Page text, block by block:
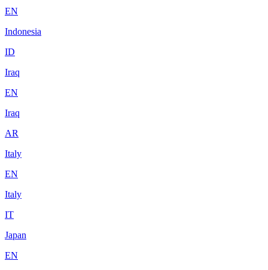
EN
Indonesia
ID
Iraq
EN
Iraq
AR
Italy
EN
Italy
IT
Japan
EN